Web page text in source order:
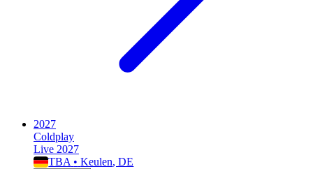
2027
Coldplay
Live 2027
TBA • Keulen, DE